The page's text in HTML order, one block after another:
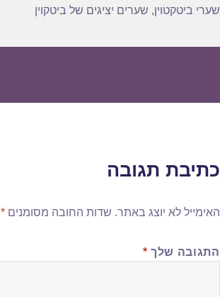
שערי ביטקטוין, שערים יציגים של ביטקוין
כתיבת תגובה
האימייל לא יוצג באתר. שדות החובה מסומנים*
התגובה שלך *